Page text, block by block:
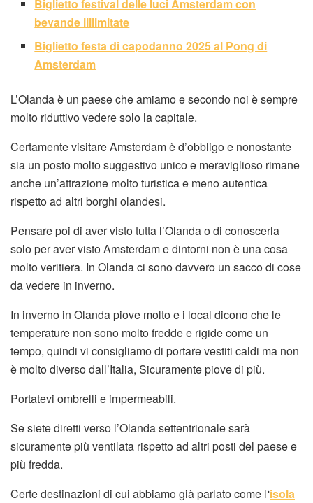
Biglietto festival delle luci Amsterdam con
bevande illilmitate
Biglietto festa di capodanno 2025 al Pong di
Amsterdam
L’Olanda è un paese che amiamo e secondo noi è sempre
molto riduttivo vedere solo la capitale.
Certamente visitare Amsterdam è d’obbligo e nonostante
sia un posto molto suggestivo unico e meraviglioso rimane
anche un’attrazione molto turistica e meno autentica
rispetto ad altri borghi olandesi.
Pensare poi di aver visto tutta l’Olanda o di conoscerla
solo per aver visto Amsterdam e dintorni non è una cosa
molto veritiera. In Olanda ci sono davvero un sacco di cose
da vedere in inverno.
In inverno in Olanda piove molto e i local dicono che le
temperature non sono molto fredde e rigide come un
tempo, quindi vi consigliamo di portare vestiti caldi ma non
è molto diverso dall’Italia, Sicuramente piove di più.
Portatevi ombrelli e impermeabili.
Se siete diretti verso l’Olanda settentrionale sarà
sicuramente più ventilata rispetto ad altri posti del paese e
più fredda.
Certe destinazioni di cui abbiamo già parlato come l‘isola